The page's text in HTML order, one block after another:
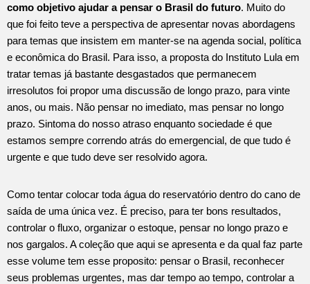
como objetivo ajudar a pensar o Brasil do futuro. Muito do
que foi feito teve a perspectiva de apresentar novas abordagens
para temas que insistem em manter-se na agenda social, política
e econômica do Brasil. Para isso, a proposta do Instituto Lula em
tratar temas já bastante desgastados que permanecem
irresolutos foi propor uma discussão de longo prazo, para vinte
anos, ou mais. Não pensar no imediato, mas pensar no longo
prazo. Sintoma do nosso atraso enquanto sociedade é que
estamos sempre correndo atrás do emergencial, de que tudo é
urgente e que tudo deve ser resolvido agora.
Como tentar colocar toda água do reservatório dentro do cano de
saída de uma única vez. É preciso, para ter bons resultados,
controlar o fluxo, organizar o estoque, pensar no longo prazo e
nos gargalos. A coleção que aqui se apresenta e da qual faz parte
esse volume tem esse proposito: pensar o Brasil, reconhecer
seus problemas urgentes, mas dar tempo ao tempo, controlar a